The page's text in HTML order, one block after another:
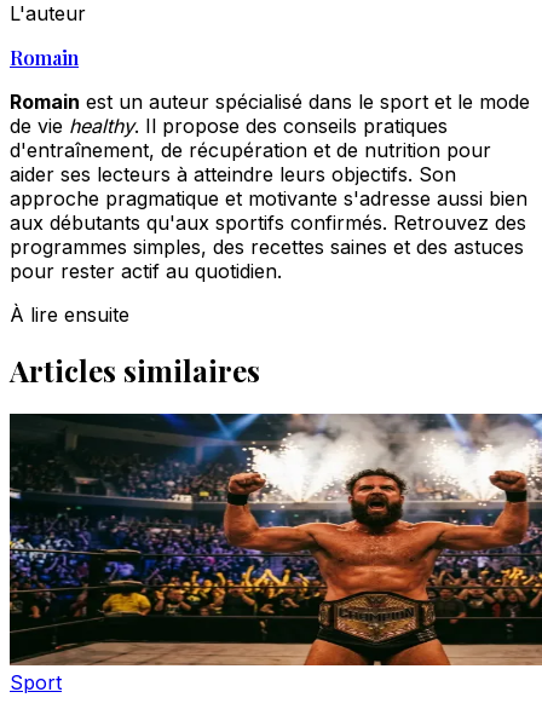
L'auteur
Romain
Romain est un auteur spécialisé dans le sport et le mode
de vie healthy. Il propose des conseils pratiques
d'entraînement, de récupération et de nutrition pour
aider ses lecteurs à atteindre leurs objectifs. Son
approche pragmatique et motivante s'adresse aussi bien
aux débutants qu'aux sportifs confirmés. Retrouvez des
programmes simples, des recettes saines et des astuces
pour rester actif au quotidien.
À lire ensuite
Articles similaires
Sport